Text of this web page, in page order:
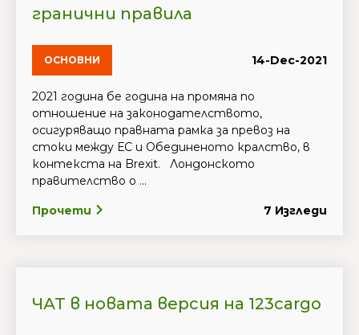
гранични правила
ОСНОВНИ 14-Dec-2021
2021 година бе година на промяна по
отношение на законодателството,
осигуряващо правната рамка за превоз на
стоки между ЕС и Обединеното кралство, в
контекста на Brexit. Лондонското
правителство о ...
Прочети 7 Изгледи
ЧАТ в новата версия на 123cargo